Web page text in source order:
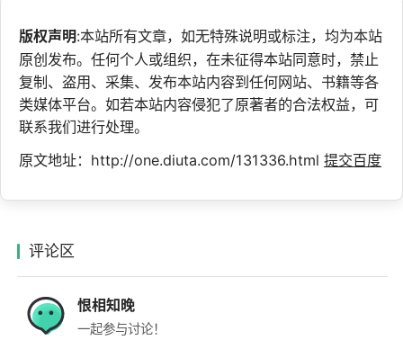
版权声明:本站所有文章，如无特殊说明或标注，均为本站
原创发布。任何个人或组织，在未征得本站同意时，禁止
复制、盗用、采集、发布本站内容到任何网站、书籍等各
类媒体平台。如若本站内容侵犯了原著者的合法权益，可
联系我们进行处理。
原文地址：http://one.diuta.com/131336.html 提交百度
评论区
恨相知晚
一起参与讨论！